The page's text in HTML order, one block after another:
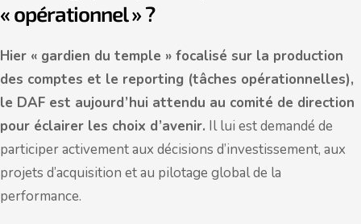
« opérationnel » ?
Hier « gardien du temple » focalisé sur la production
des comptes et le reporting (tâches opérationnelles),
le DAF est aujourd’hui attendu au comité de direction
pour éclairer les choix d’avenir. Il lui est demandé de
participer activement aux décisions d’investissement, aux
projets d’acquisition et au pilotage global de la
performance.